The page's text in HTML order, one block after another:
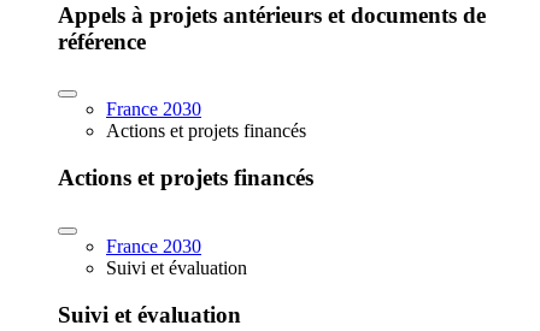
Appels à projets antérieurs et documents de
référence
France 2030
Actions et projets financés
Actions et projets financés
France 2030
Suivi et évaluation
Suivi et évaluation